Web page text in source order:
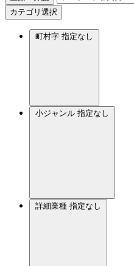
カテゴリ選択
町村字 指定なし
小ジャンル 指定なし
詳細業種 指定なし